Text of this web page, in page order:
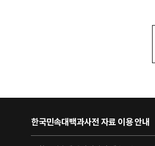
한국민속대백과사전 자료 이용 안내